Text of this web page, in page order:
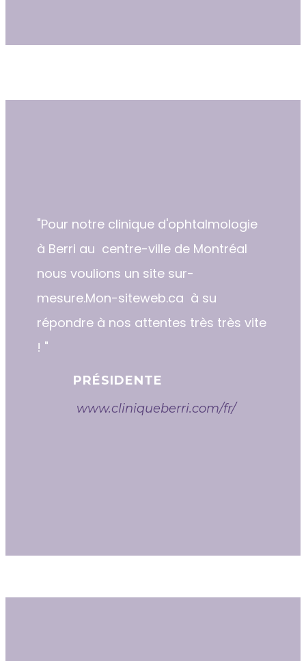
"​​Pour notre clinique d'ophtalmologie
à Berri au centre-ville de Montréal
nous voulions un site sur-
mesure.Mon-siteweb.ca à su
répondre à nos attentes très très vite
! "
PRÉSIDENTE
www.cliniqueberri.com/fr/